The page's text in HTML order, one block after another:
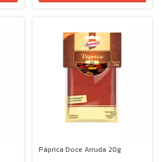
Páprica Doce Arruda 20g